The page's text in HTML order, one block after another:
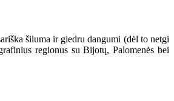
šiluma ir giedru dangumi (dėl to netgi
regionus su Bijotų, Palomenės bei